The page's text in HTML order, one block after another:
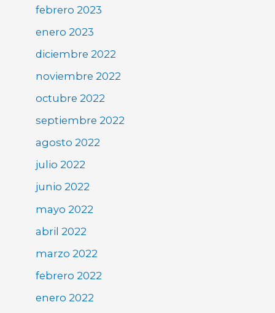
febrero 2023
enero 2023
diciembre 2022
noviembre 2022
octubre 2022
septiembre 2022
agosto 2022
julio 2022
junio 2022
mayo 2022
abril 2022
marzo 2022
febrero 2022
enero 2022